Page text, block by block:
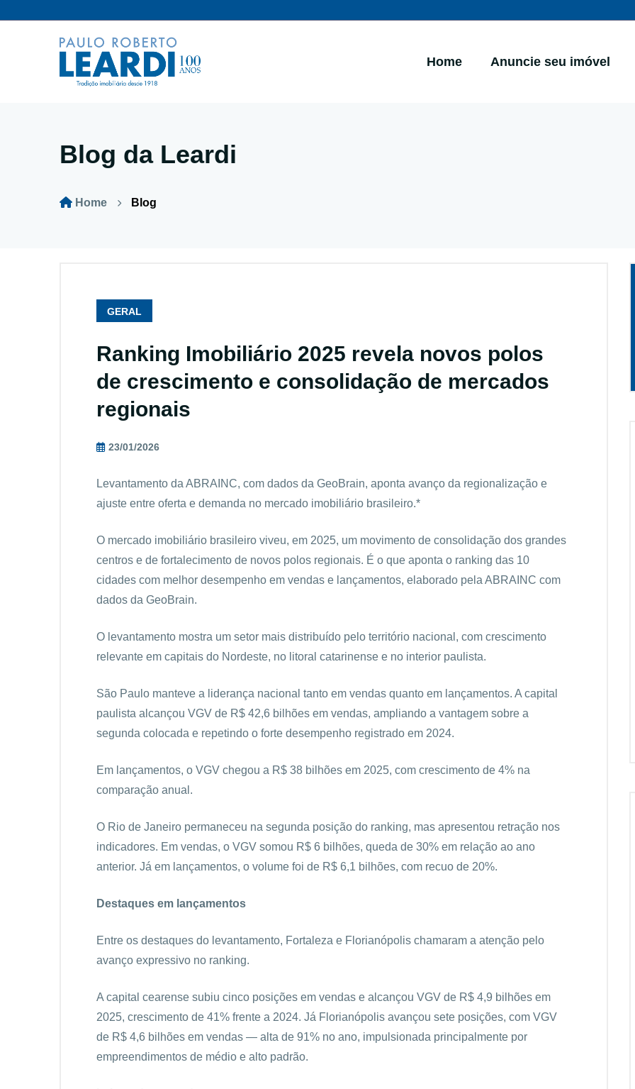
Home Anuncie seu imóvel
Blog da Leardi
Home Blog
GERAL
Ranking Imobiliário 2025 revela novos polos
de crescimento e consolidação de mercados
regionais
23/01/2026
Levantamento da ABRAINC, com dados da GeoBrain, aponta avanço da regionalização e
ajuste entre oferta e demanda no mercado imobiliário brasileiro.*
O mercado imobiliário brasileiro viveu, em 2025, um movimento de consolidação dos grandes
centros e de fortalecimento de novos polos regionais. É o que aponta o ranking das 10
cidades com melhor desempenho em vendas e lançamentos, elaborado pela ABRAINC com
dados da GeoBrain.
O levantamento mostra um setor mais distribuído pelo território nacional, com crescimento
relevante em capitais do Nordeste, no litoral catarinense e no interior paulista.
São Paulo manteve a liderança nacional tanto em vendas quanto em lançamentos. A capital
paulista alcançou VGV de R$ 42,6 bilhões em vendas, ampliando a vantagem sobre a
segunda colocada e repetindo o forte desempenho registrado em 2024.
Em lançamentos, o VGV chegou a R$ 38 bilhões em 2025, com crescimento de 4% na
comparação anual.
O Rio de Janeiro permaneceu na segunda posição do ranking, mas apresentou retração nos
indicadores. Em vendas, o VGV somou R$ 6 bilhões, queda de 30% em relação ao ano
anterior. Já em lançamentos, o volume foi de R$ 6,1 bilhões, com recuo de 20%.
Destaques em lançamentos
Entre os destaques do levantamento, Fortaleza e Florianópolis chamaram a atenção pelo
avanço expressivo no ranking.
A capital cearense subiu cinco posições em vendas e alcançou VGV de R$ 4,9 bilhões em
2025, crescimento de 41% frente a 2024. Já Florianópolis avançou sete posições, com VGV
de R$ 4,6 bilhões em vendas — alta de 91% no ano, impulsionada principalmente por
empreendimentos de médio e alto padrão.